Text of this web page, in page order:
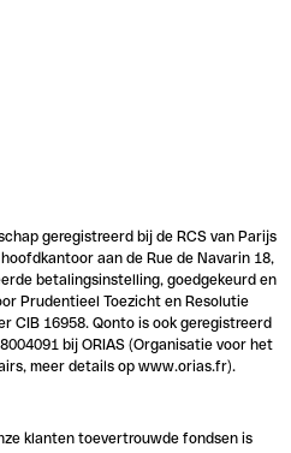
geregistreerd bij de RCS van Parijs
aan de Rue de Navarin 18,
betalingsinstelling, goedgekeurd en
Prudentieel Toezicht en Resolutie
CIB 16958. Qonto is ook geregistreerd
bij ORIAS (Organisatie voor het
meer details op www.orias.fr).
klanten toevertrouwde fondsen is